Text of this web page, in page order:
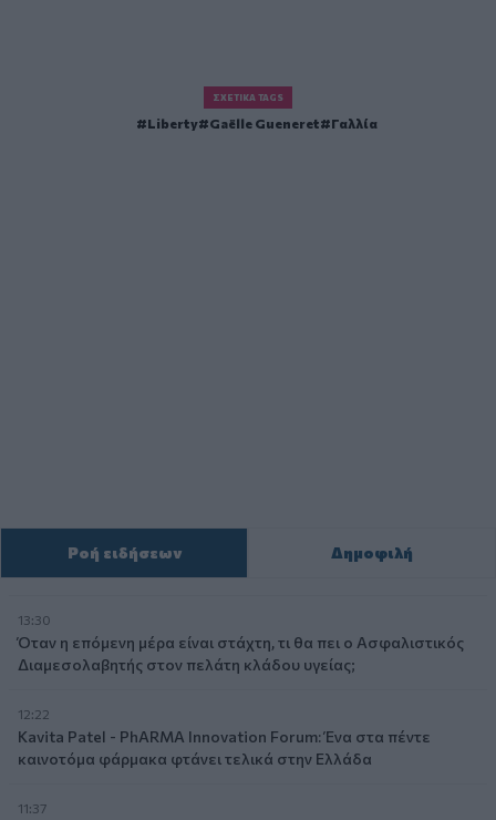
ΣΧΕΤΙΚΆ TAGS
Liberty Gaëlle Gueneret Γαλλία
Ροή ειδήσεων Δημοφιλή
13:30
Όταν η επόμενη μέρα είναι στάχτη, τι θα πει ο Ασφαλιστικός
Διαμεσολαβητής στον πελάτη κλάδου υγείας;
12:22
Kavita Patel - PhARMA Innovation Forum: Ένα στα πέντε
καινοτόμα φάρμακα φτάνει τελικά στην Ελλάδα
11:37